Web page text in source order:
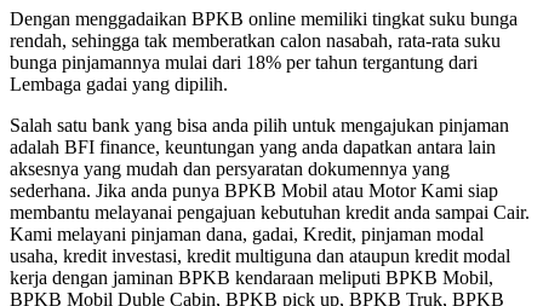
Dengan menggadaikan BPKB online memiliki tingkat suku bunga
rendah, sehingga tak memberatkan calon nasabah, rata-rata suku
bunga pinjamannya mulai dari 18% per tahun tergantung dari
Lembaga gadai yang dipilih.
Salah satu bank yang bisa anda pilih untuk mengajukan pinjaman
adalah BFI finance, keuntungan yang anda dapatkan antara lain
aksesnya yang mudah dan persyaratan dokumennya yang
sederhana. Jika anda punya BPKB Mobil atau Motor Kami siap
membantu melayanai pengajuan kebutuhan kredit anda sampai Cair.
Kami melayani pinjaman dana, gadai, Kredit, pinjaman modal
usaha, kredit investasi, kredit multiguna dan ataupun kredit modal
kerja dengan jaminan BPKB kendaraan meliputi BPKB Mobil,
BPKB Mobil Duble Cabin, BPKB pick up, BPKB Truk, BPKB